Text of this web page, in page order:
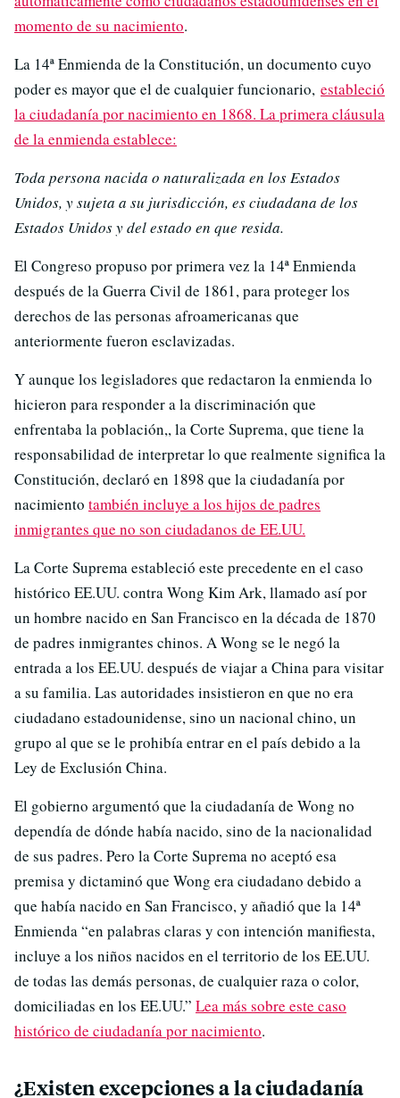
momento de su nacimiento.
La 14ª Enmienda de la Constitución, un documento cuyo
poder es mayor que el de cualquier funcionario, estableció
la ciudadanía por nacimiento en 1868. La primera cláusula
de la enmienda establece:
Toda persona nacida o naturalizada en los Estados
Unidos, y sujeta a su jurisdicción, es ciudadana de los
Estados Unidos y del estado en que resida.
El Congreso propuso por primera vez la 14ª Enmienda
después de la Guerra Civil de 1861, para proteger los
derechos de las personas afroamericanas que
anteriormente fueron esclavizadas.
Y aunque los legisladores que redactaron la enmienda lo
hicieron para responder a la discriminación que
enfrentaba la población,, la Corte Suprema, que tiene la
responsabilidad de interpretar lo que realmente significa la
Constitución, declaró en 1898 que la ciudadanía por
nacimiento también incluye a los hijos de padres
inmigrantes que no son ciudadanos de EE.UU.
La Corte Suprema estableció este precedente en el caso
histórico EE.UU. contra Wong Kim Ark, llamado así por
un hombre nacido en San Francisco en la década de 1870
de padres inmigrantes chinos. A Wong se le negó la
entrada a los EE.UU. después de viajar a China para visitar
a su familia. Las autoridades insistieron en que no era
ciudadano estadounidense, sino un nacional chino, un
grupo al que se le prohibía entrar en el país debido a la
Ley de Exclusión China.
El gobierno argumentó que la ciudadanía de Wong no
dependía de dónde había nacido, sino de la nacionalidad
de sus padres. Pero la Corte Suprema no aceptó esa
premisa y dictaminó que Wong era ciudadano debido a
que había nacido en San Francisco, y añadió que la 14ª
Enmienda “en palabras claras y con intención manifiesta,
incluye a los niños nacidos en el territorio de los EE.UU.
de todas las demás personas, de cualquier raza o color,
domiciliadas en los EE.UU.” Lea más sobre este caso
histórico de ciudadanía por nacimiento.
¿Existen excepciones a la ciudadanía